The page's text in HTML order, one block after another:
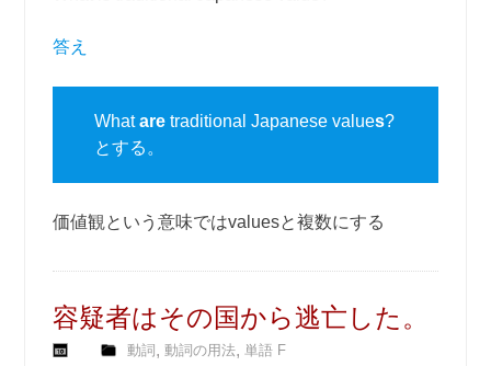
答え
Whatare traditional Japanese values?
とする。
価値観という意味ではvaluesと複数にする
容疑者はその国から逃亡した。
動詞 ,動詞の用法,単語 F